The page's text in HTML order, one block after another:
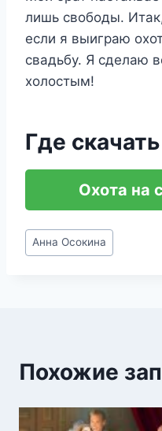
лишь свободы.
если я выиграю
свадьбу. Я сделаю
холостым!
Где
Охота на
Метки
записи:
Анна Осокина
Похожие